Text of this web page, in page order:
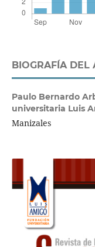
BIOGRAFÍA DEL
Paulo Bernardo
universitaria Luis
Manizales